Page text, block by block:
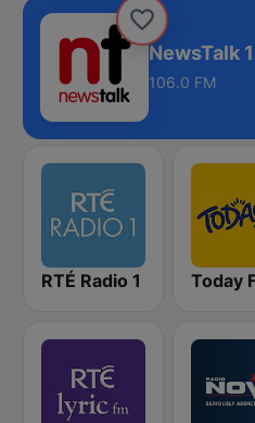
NewsTalk
106.0 FM
RTÉ Radio 1 Today